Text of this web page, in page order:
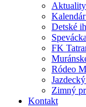
Aktuality
Detské
FK
Ródeo
Zimný
Kontakt